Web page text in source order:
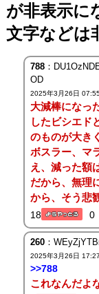
が非表示に
文字などは
788：
OD
2025年3月26日
大減棒になっ
したビシエド
のものが大き
ボスラー、マ
え、減った額
だから、無理
から、そう悲
18 0
260：
2025年3月26日 17:27
>>788
これなんだよ